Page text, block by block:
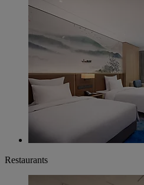
Restaurants